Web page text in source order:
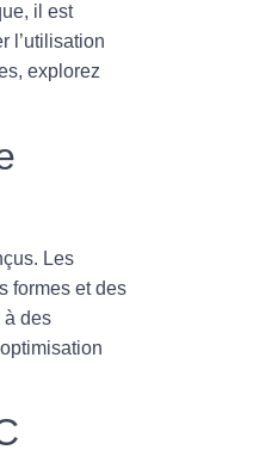
il est
l’utilisation
explorez
Les
formes et des
à des